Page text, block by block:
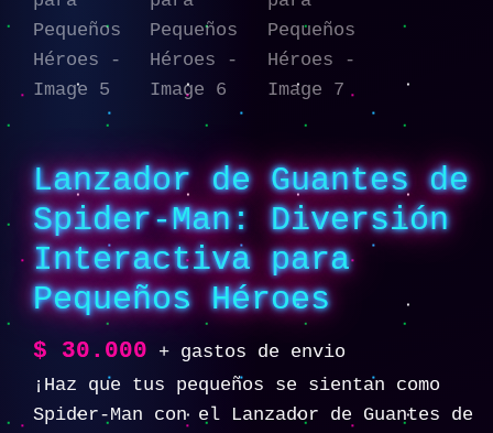
Lanzador de Guantes de
Spider-Man: Diversión
Interactiva para
Pequeños Héroes
$ 30.000
+ gastos de envio
¡Haz que tus pequeños se sientan como
Spider-Man con el Lanzador de Guantes de